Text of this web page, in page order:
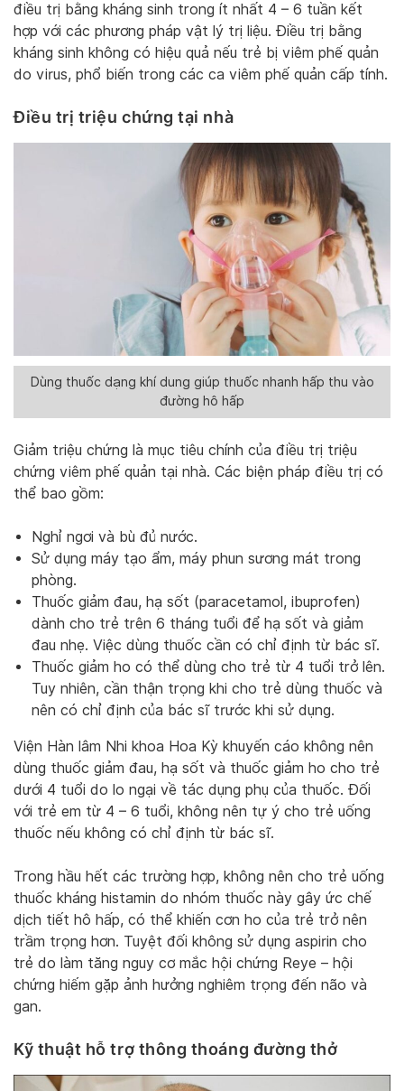
điều trị bằng kháng sinh trong ít nhất 4 – 6 tuần kết
hợp với các phương pháp vật lý trị liệu. Điều trị bằng
kháng sinh không có hiệu quả nếu trẻ bị viêm phế quản
do virus, phổ biến trong các ca viêm phế quản cấp tính.
Điều trị triệu chứng tại nhà
Dùng thuốc dạng khí dung giúp thuốc nhanh hấp thu vào
đường hô hấp
Giảm triệu chứng là mục tiêu chính của điều trị triệu
chứng viêm phế quản tại nhà. Các biện pháp điều trị có
thể bao gồm:
Nghỉ ngơi và bù đủ nước.
Sử dụng máy tạo ẩm, máy phun sương mát trong
phòng.
Thuốc giảm đau, hạ sốt (paracetamol, ibuprofen)
dành cho trẻ trên 6 tháng tuổi để hạ sốt và giảm
đau nhẹ. Việc dùng thuốc cần có chỉ định từ bác sĩ.
Thuốc giảm ho có thể dùng cho trẻ từ 4 tuổi trở lên.
Tuy nhiên, cần thận trọng khi cho trẻ dùng thuốc và
nên có chỉ định của bác sĩ trước khi sử dụng.
Viện Hàn lâm Nhi khoa Hoa Kỳ khuyến cáo không nên
dùng thuốc giảm đau, hạ sốt và thuốc giảm ho cho trẻ
dưới 4 tuổi do lo ngại về tác dụng phụ của thuốc. Đối
với trẻ em từ 4 – 6 tuổi, không nên tự ý cho trẻ uống
thuốc nếu không có chỉ định từ bác sĩ.
Trong hầu hết các trường hợp, không nên cho trẻ uống
thuốc kháng histamin do nhóm thuốc này gây ức chế
dịch tiết hô hấp, có thể khiến cơn ho của trẻ trở nên
trầm trọng hơn. Tuyệt đối không sử dụng aspirin cho
trẻ do làm tăng nguy cơ mắc hội chứng Reye – hội
chứng hiếm gặp ảnh hưởng nghiêm trọng đến não và
gan.
Kỹ thuật hỗ trợ thông thoáng đường thở